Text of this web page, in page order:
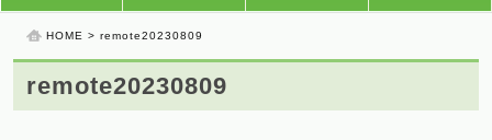
HOME > remote20230809
remote20230809